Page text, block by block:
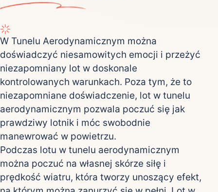
W Tunelu Aerodynamicznym można
doświadczyć niesamowitych emocji i przeżyć
niezapomniany lot w doskonale
kontrolowanych warunkach. Poza tym, że to
niezapomniane doświadczenie, lot w tunelu
aerodynamicznym pozwala poczuć się jak
prawdziwy lotnik i móc swobodnie
manewrować w powietrzu.
Podczas lotu w tunelu aerodynamicznym
można poczuć na własnej skórze siłę i
prędkość wiatru, która tworzy unoszący efekt,